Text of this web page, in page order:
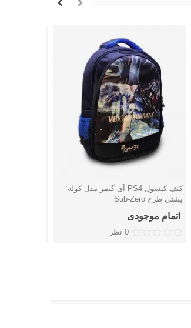
دوست داشتنکیف کنسول PS4 آی گیمر مدل کوله
پشتی طرح Sub-Zero
اتمام موجودی
0 نظر